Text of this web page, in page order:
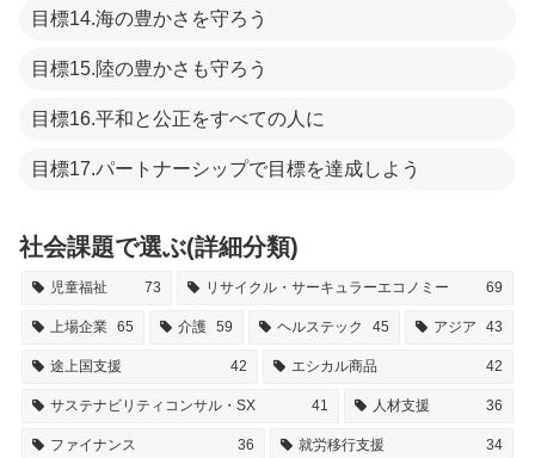
目標14.海の豊かさを守ろう
目標15.陸の豊かさも守ろう
目標16.平和と公正をすべての人に
目標17.パートナーシップで目標を達成しよう
社会課題で選ぶ(詳細分類)
児童福祉 73 リサイクル・サーキュラーエコノミー 69
上場企業 65 介護 59 ヘルステック 45 アジア 43
途上国支援 42 エシカル商品 42
サステナビリティコンサル・SX 41 人材支援 36
ファイナンス 36 就労移行支援 34